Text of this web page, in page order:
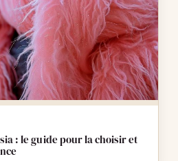
: le guide pour la choisir et